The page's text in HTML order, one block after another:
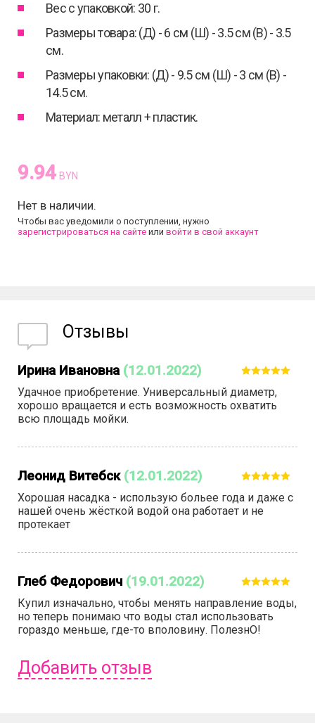
Вес с упаковкой: 30 г.
Размеры товара: (Д) - 6 см (Ш) - 3.5 см (В) - 3.5
см.
Размеры упаковки: (Д) - 9.5 см (Ш) - 3 см (В) -
14.5 см.
Материал: металл + пластик.
9.94 BYN
Нет в наличии.
Чтобы вас уведомили о поступлении, нужно
зарегистрироваться на сайте или войти в свой аккаунт
Отзывы
Ирина Ивановна (12.01.2022)
Удачное приобретение. Универсальный диаметр,
хорошо вращается и есть возможность охватить
всю площадь мойки.
Леонид Витебск (12.01.2022)
Хорошая насадка - использую больее года и даже с
нашей очень жёсткой водой она работает и не
протекает
Глеб Федорович (19.01.2022)
Купил изначально, чтобы менять направление воды,
но теперь понимаю что воды стал использовать
гораздо меньше, где-то вполовину. ПолезнО!
Добавить отзыв